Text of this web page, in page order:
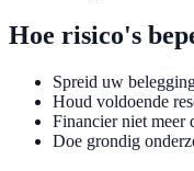
Hoe risico's
Spreid uw
Houd voldoende
Financier niet meer
Doe grondig